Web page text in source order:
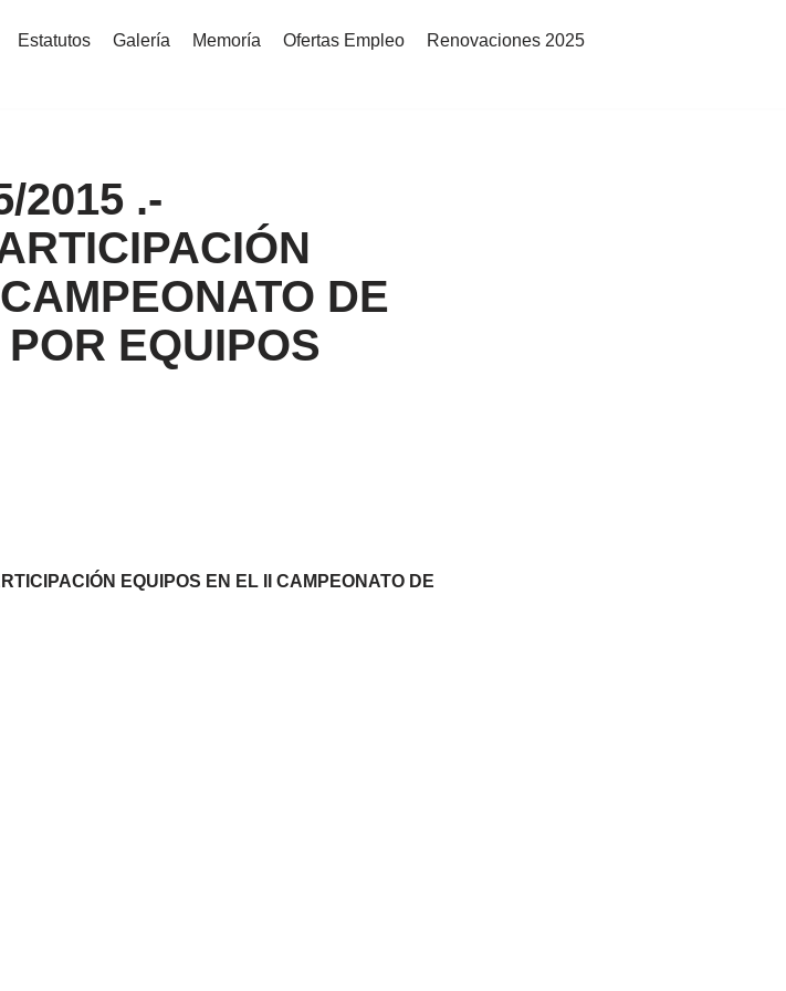
Estatutos Galería Memoría Ofertas Empleo
Renovaciones 2025
2015 .-
DE
EQUIPOS
EQUIPOS EN EL II CAMPEONATO DE